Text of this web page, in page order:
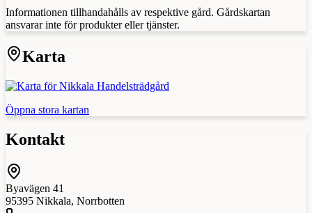
Informationen tillhandahålls av respektive gård. Gårdskartan
ansvarar inte för produkter eller tjänster.
Karta
Öppna stora kartan
Kontakt
Byavägen 41
95395 Nikkala, Norrbotten